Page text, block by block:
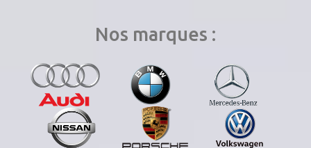
Nos marques :